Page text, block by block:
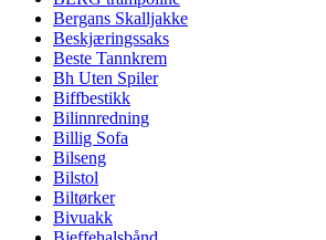
Bergans Skalljakke
Beskjæringssaks
Beste Tannkrem
Bh Uten Spiler
Biffbestikk
Bilinnredning
Billig Sofa
Bilseng
Bilstol
Biltørker
Bivuakk